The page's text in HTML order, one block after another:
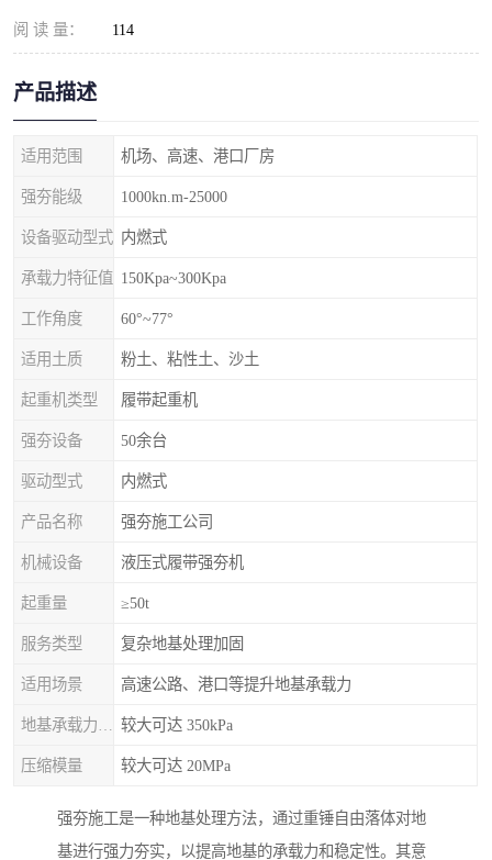
阅 读 量： 114
产品描述
适用范围 机场、高速、港口厂房
强夯能级 1000kn.m-25000
设备驱动型式 内燃式
承载力特征值 150Kpa~300Kpa
工作角度 60°~77°
适用土质 粉土、粘性土、沙土
起重机类型 履带起重机
强夯设备 50余台
驱动型式 内燃式
产品名称 强夯施工公司
机械设备 液压式履带强夯机
起重量 ≥50t
服务类型 复杂地基处理加固
适用场景 高速公路、港口等提升地基承载力
较大可达 350kPa
压缩模量 较大可达 20MPa
强夯施工是一种地基处理方法，通过重锤自由落体对地
基进行强力夯实，以提高地基的承载力和稳定性。其意